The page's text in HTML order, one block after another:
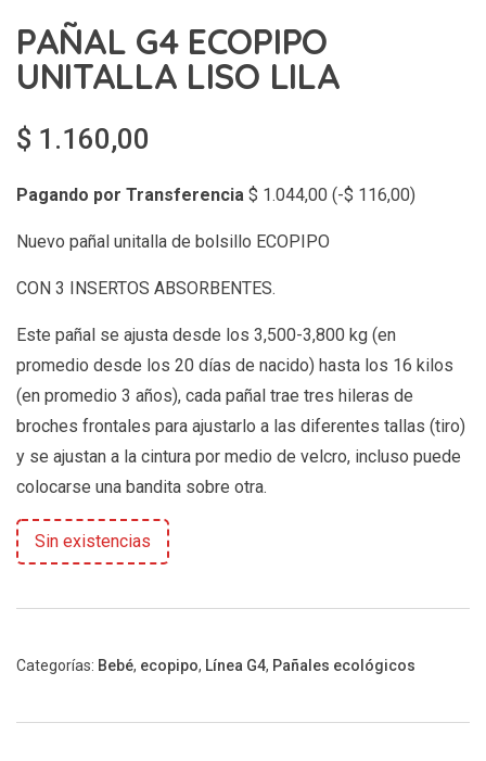
PAÑAL G4 ECOPIPO
UNITALLA LISO LILA
$ 1.160,00
Pagando por Transferencia $ 1.044,00 (-$ 116,00)
Nuevo pañal unitalla de bolsillo ECOPIPO
CON 3 INSERTOS ABSORBENTES.
Este pañal se ajusta desde los 3,500-3,800 kg (en
promedio desde los 20 días de nacido) hasta los 16 kilos
(en promedio 3 años), cada pañal trae tres hileras de
broches frontales para ajustarlo a las diferentes tallas (tiro)
y se ajustan a la cintura por medio de velcro, incluso puede
colocarse una bandita sobre otra.
Sin existencias
Categorías: Bebé, ecopipo, Línea G4, Pañales ecológicos